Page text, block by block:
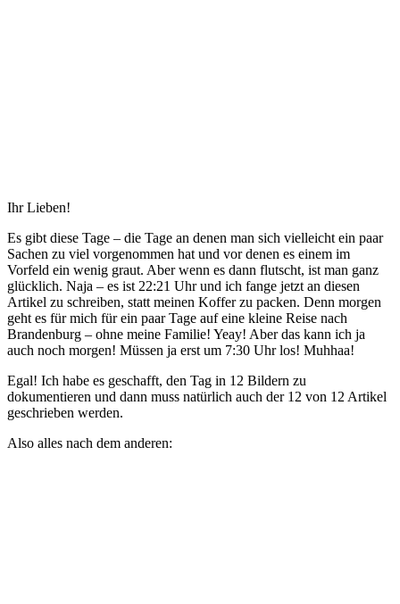
Ihr Lieben!
Es gibt diese Tage – die Tage an denen man sich vielleicht ein paar
Sachen zu viel vorgenommen hat und vor denen es einem im
Vorfeld ein wenig graut. Aber wenn es dann flutscht, ist man ganz
glücklich. Naja – es ist 22:21 Uhr und ich fange jetzt an diesen
Artikel zu schreiben, statt meinen Koffer zu packen. Denn morgen
geht es für mich für ein paar Tage auf eine kleine Reise nach
Brandenburg – ohne meine Familie! Yeay! Aber das kann ich ja
auch noch morgen! Müssen ja erst um 7:30 Uhr los! Muhhaa!
Egal! Ich habe es geschafft, den Tag in 12 Bildern zu
dokumentieren und dann muss natürlich auch der 12 von 12 Artikel
geschrieben werden.
Also alles nach dem anderen: